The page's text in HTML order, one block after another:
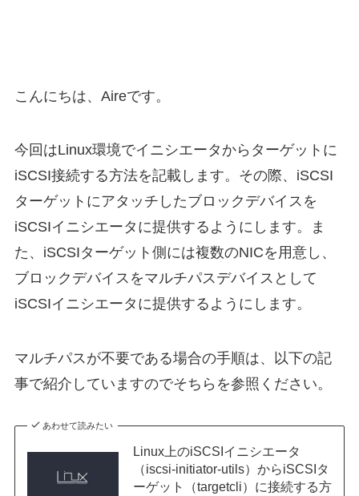
こんにちは、Aireです。
今回はLinux環境でイニシエータからターゲットに
iSCSI接続する方法を記載します。その際、iSCSI
ターゲットにアタッチしたブロックデバイスを
iSCSIイニシエータに提供するようにします。ま
た、iSCSIターゲット側には複数のNICを用意し、
ブロックデバイスをマルチパスデバイスとして
iSCSIイニシエータに提供するようにします。
マルチパスが不要である場合の手順は、以下の記
事で紹介していますのでそちらを参照ください。
あわせて読みたい
Linux上のiSCSIイニシエータ
（iscsi-initiator-utils）からiSCSIタ
ーゲット（targetcli）に接続する方